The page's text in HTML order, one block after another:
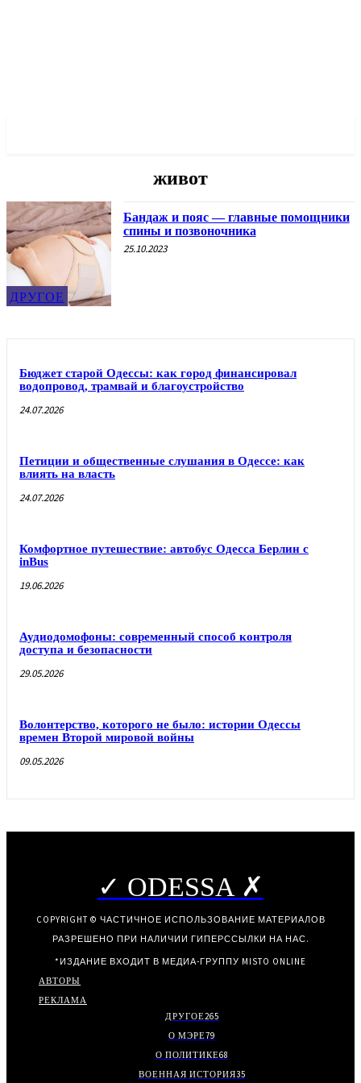
живот
ДРУГОЕ
Бандаж и пояс — главные помощники
спины и позвоночника
25.10.2023
Бюджет старой Одессы: как город финансировал
водопровод, трамвай и благоустройство
24.07.2026
Петиции и общественные слушания в Одессе: как
влиять на власть
24.07.2026
Комфортное путешествие: автобус Одесса Берлин с
inBus
19.06.2026
Аудиодомофоны: современный способ контроля
доступа и безопасности
29.05.2026
Волонтерство, которого не было: истории Одессы
времен Второй мировой войны
09.05.2026
✓ ODESSA ✗
COPYRIGHT © ЧАСТИЧНОЕ ИСПОЛЬЗОВАНИЕ МАТЕРИАЛОВ
РАЗРЕШЕНО ПРИ НАЛИЧИИ ГИПЕРССЫЛКИ НА НАС.
*ИЗДАНИЕ ВХОДИТ В МЕДИА-ГРУППУ MISTO ONLINE
АВТОРЫ
РЕКЛАМА
ДРУГОЕ265
О МЭРЕ79
О ПОЛИТИКЕ68
ВОЕННАЯ ИСТОРИЯ35